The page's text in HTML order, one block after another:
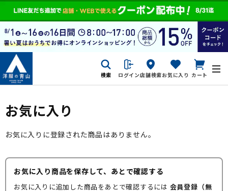
検索 ログイン店舗検索お気に入り カート
お気に入り
お気に入りに登録された商品はありません。
お気に入り商品を保存して、あとで確認する
お気に入りに追加した商品をあとで確認するには 会員登録（無